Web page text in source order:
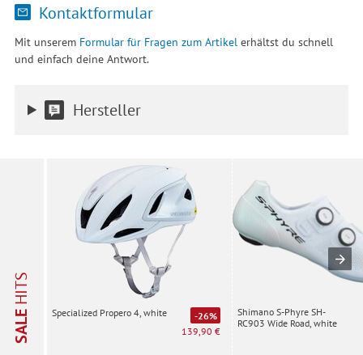
Kontaktformular
Mit unserem Formular für Fragen zum Artikelerhältst du schnell
und einfach deine Antwort.
Hersteller
SALE
HITS
Specialized Propero 4, white
-26%
139,90 €
Shimano S-Phyre SH-
RC903 Wide Road, white